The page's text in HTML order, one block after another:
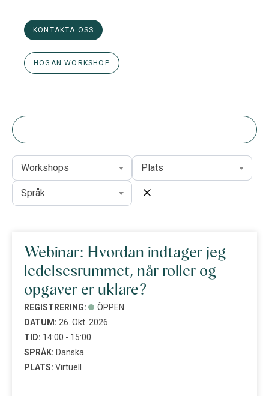
KONTAKTA OSS
HOGAN WORKSHOP
Workshops Plats
Språk
Webinar: Hvordan indtager jeg
ledelsesrummet, når roller og
opgaver er uklare?
REGISTRERING:
ÖPPEN
DATUM: 26. Okt. 2026
TID: 14:00 - 15:00
SPRÅK: Danska
PLATS: Virtuell